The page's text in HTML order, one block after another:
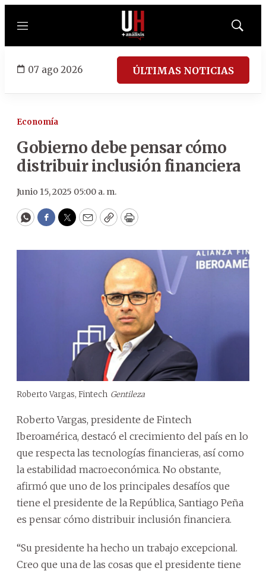
Menú
Mostrar
07 ago 2026 ÚLTIMAS NOTICIAS
Economía
Gobierno debe pensar cómo
distribuir inclusión financiera
Junio 15, 2025 05:00 a. m.
WhatsApp
Facebook
Twitter
EmailCopyPrint
Roberto Vargas, Fintech Gentileza
Roberto Vargas, presidente de Fintech
Iberoamérica, destacó el crecimiento del país en lo
que respecta las tecnologías financieras, así como
la estabilidad macroeconómica. No obstante,
afirmó que uno de los principales desafíos que
tiene el presidente de la República, Santiago Peña
es pensar cómo distribuir inclusión financiera.
“Su presidente ha hecho un trabajo excepcional.
Creo que una de las cosas que el presidente tiene